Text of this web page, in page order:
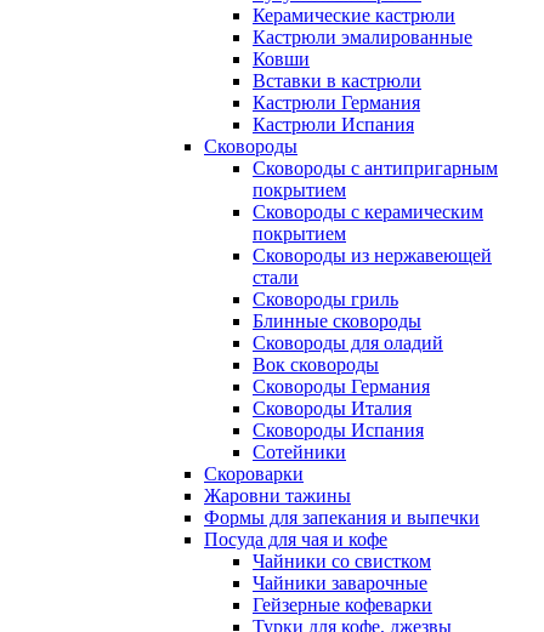
Керамические кастрюли
Кастрюли эмалированные
Ковши
Вставки в кастрюли
Кастрюли Германия
Кастрюли Испания
Сковороды
Сковороды с антипригарным
покрытием
Сковороды с керамическим
покрытием
Сковороды из нержавеющей
стали
Сковороды гриль
Блинные сковороды
Сковороды для оладий
Вок сковороды
Сковороды Германия
Сковороды Италия
Сковороды Испания
Сотейники
Скороварки
Жаровни тажины
Формы для запекания и выпечки
Посуда для чая и кофе
Чайники со свистком
Чайники заварочные
Гейзерные кофеварки
Турки для кофе, джезвы